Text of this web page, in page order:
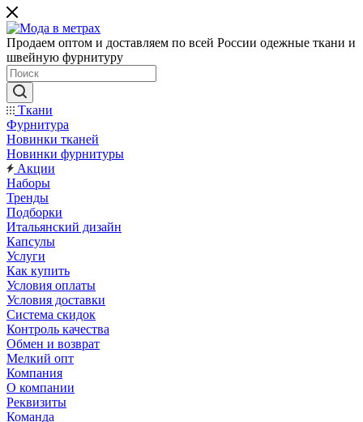
Продаем оптом и доставляем по всей России одежные ткани и
швейную фурнитуру
Ткани
Фурнитура
Новинки тканей
Новинки фурнитуры
Акции
Наборы
Тренды
Подборки
Итальянский дизайн
Капсулы
Услуги
Как купить
Условия оплаты
Условия доставки
Система скидок
Контроль качества
Обмен и возврат
Мелкий опт
Компания
О компании
Реквизиты
Команда